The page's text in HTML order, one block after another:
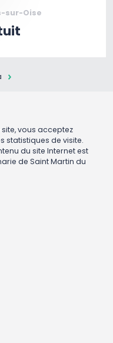
sur-Oise
vous acceptez
statistiques de visite.
du site Internet est
de Saint Martin du